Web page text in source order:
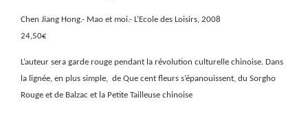
Chen Jiang Hong.- Mao et moi.- L’Ecole des Loisirs, 2008
24,50€
L’auteur sera garde rouge pendant la révolution culturelle chinoise. Dans
la lignée, en plus simple, de Que cent fleurs s’épanouissent, du Sorgho
Rouge et de Balzac et la Petite Tailleuse chinoise